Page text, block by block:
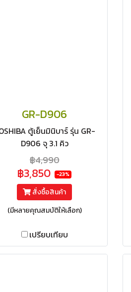
GR-D906
ตู้เย็นมินิบาร์ รุ่น GR-
D906 จุ 3.1 คิว
฿4,990
฿3,850 -23%
สั่งซื้อสินค้า
(มีหลายคุณสมบัติให้เลือก)
เปรียบเทียบ